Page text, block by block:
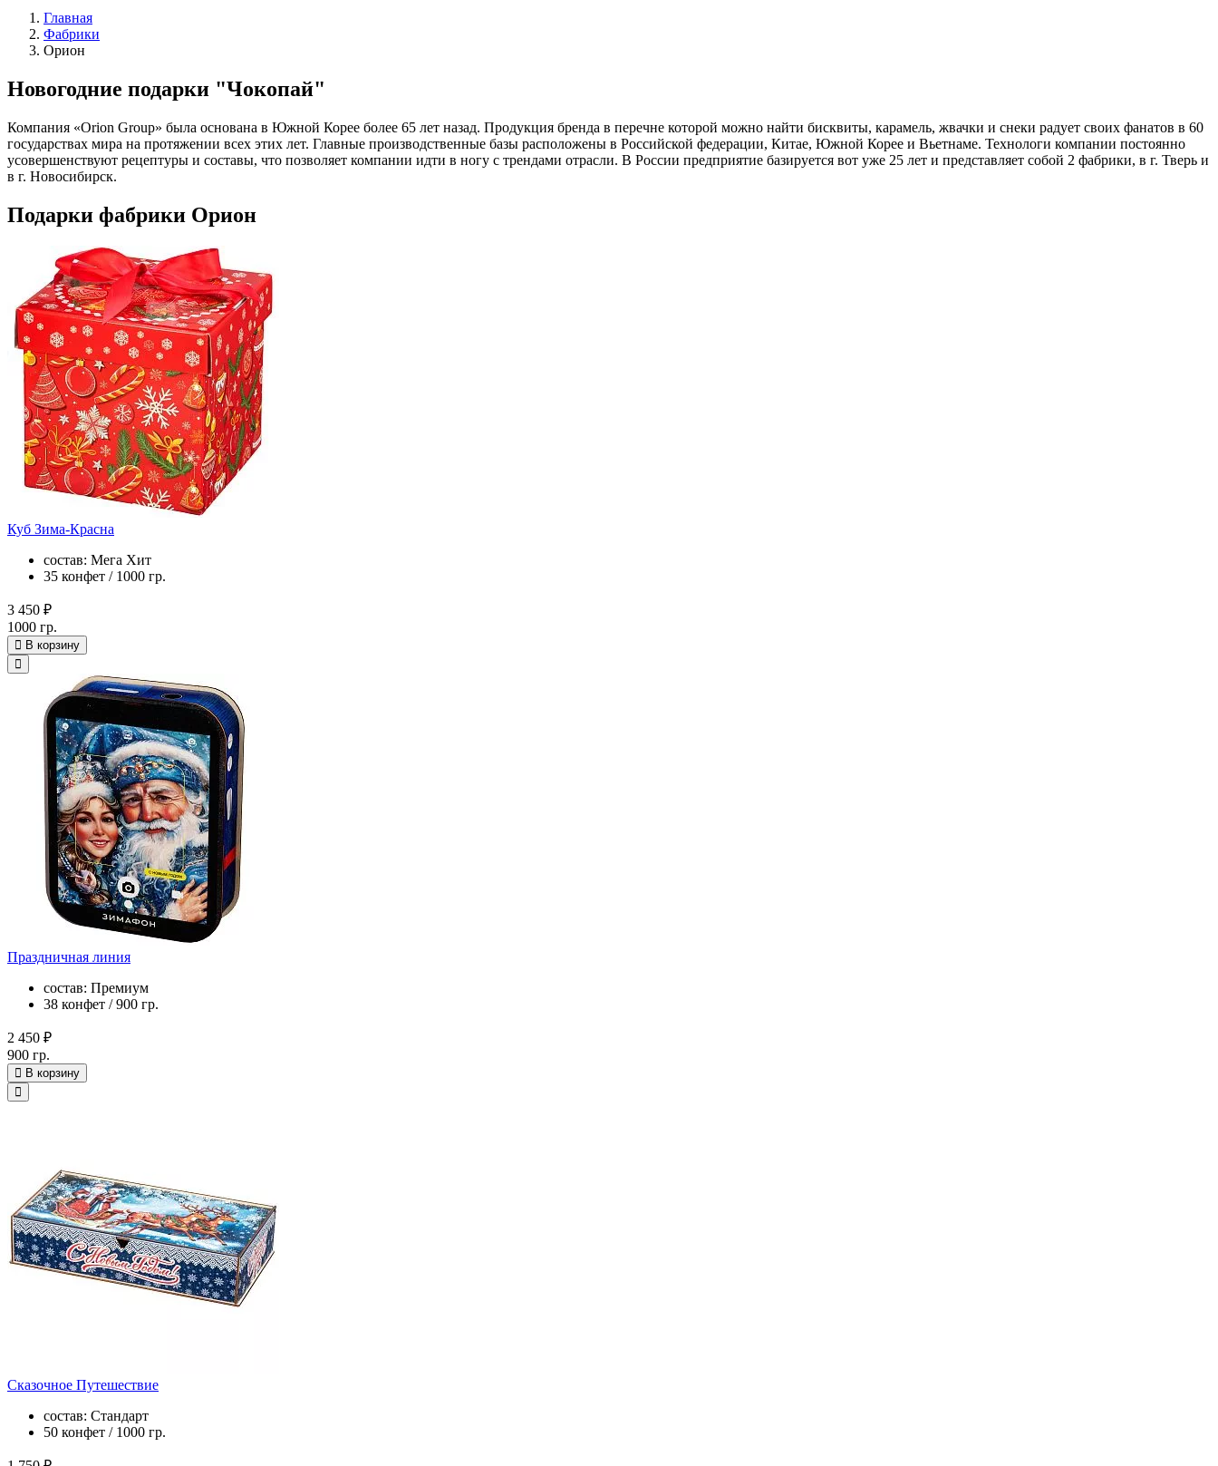
Главная
Фабрики
Орион
Новогодние подарки "Чокопай"
Компания «Orion Group» была основана в Южной Корее более 65 лет назад. Продукция бренда в перечне которой можно найти бисквиты, карамель, жвачки и снеки радует своих фанатов в 60
государствах мира на протяжении всех этих лет. Главные производственные базы расположены в Российской федерации, Китае, Южной Корее и Вьетнаме. Технологи компании постоянно
усовершенствуют рецептуры и составы, что позволяет компании идти в ногу с трендами отрасли. В России предприятие базируется вот уже 25 лет и представляет собой 2 фабрики, в г. Тверь и
в г. Новосибирск.
Подарки фабрики Орион
Куб Зима-Красна
состав: Мега Хит
35 конфет / 1000 гр.
3 450 ₽
1000 гр.
В корзину
Праздничная линия
состав: Премиум
38 конфет / 900 гр.
2 450 ₽
900 гр.
В корзину
Сказочное Путешествие
состав: Стандарт
50 конфет / 1000 гр.